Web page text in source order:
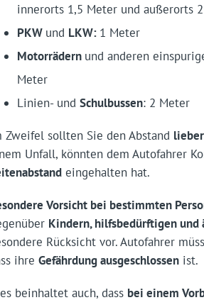
innerorts 1,5 Meter und außerorts
PKW und LKW: 1 Meter
Motorrädern und anderen
Meter
Linien- und Schulbussen: 2 Meter
Zweifel sollten Sie den Abstand
Unfall, könnten dem Autofahrer
eingehalten hat.
Vorsicht bei bestimmten
Kindern, hilfsbedürftigen und
Rücksicht vor. Autofahrer
ihre Gefährdung ausgeschlossenist.
beinhaltet auch, dass bei einem